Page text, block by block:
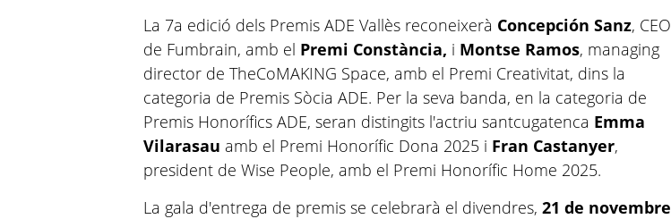
La 7a edició dels Premis ADE Vallès reconeixerà Concepción Sanz, CEO
de Fumbrain, amb el Premi Constància, i Montse Ramos, managing
director de TheCoMAKING Space, amb el Premi Creativitat, dins la
categoria de Premis Sòcia ADE. Per la seva banda, en la categoria de
Premis Honorífics ADE, seran distingits l'actriu santcugatenca Emma
Vilarasau amb el Premi Honorífic Dona 2025 i Fran Castanyer,
president de Wise People, amb el Premi Honorífic Home 2025.
La gala d'entrega de premis se celebrarà el divendres,21 de novembre